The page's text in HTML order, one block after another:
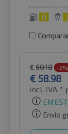
D
€ 60.18 -2%
€ 58.98
incl. IVA *
EM
Envio